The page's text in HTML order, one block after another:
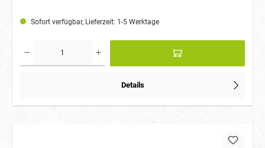
Sofort verfügbar, Lieferzeit: 1-5 Werktage
Details